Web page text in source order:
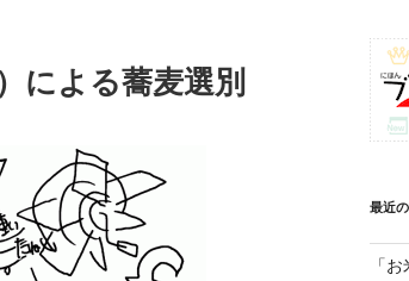
による蕎麦選別
最近
「